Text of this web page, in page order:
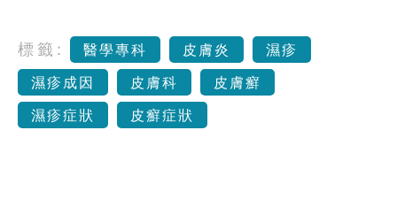
標籤: 醫學專科 皮膚炎
濕疹
濕疹成因
皮膚科
皮膚癬
濕疹症狀
皮癬症狀